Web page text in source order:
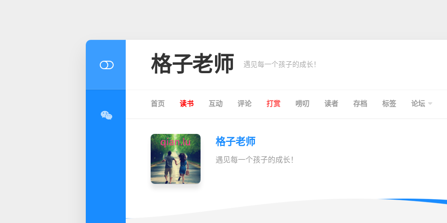
格子老师 遇见每一个孩子的成长！
首页 读书 互动 评论 打赏 唠叨 读者 存档 标签 论坛
格子老师
遇见每一个孩子的成长！